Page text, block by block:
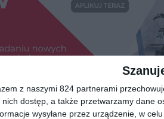
z naszymi 824 partnerami
nich dostęp, a także przetwarzamy dane
wysyłane przez urządzenie, w